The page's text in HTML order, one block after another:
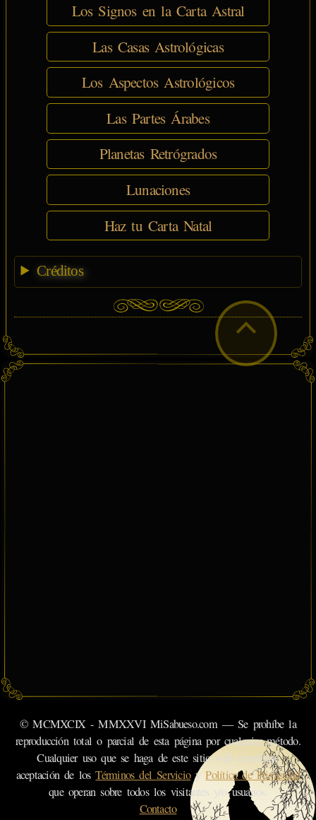
Los Signos en la Carta Astral
Las Casas Astrológicas
Los Aspectos Astrológicos
Las Partes Árabes
Planetas Retrógrados
Lunaciones
Haz tu Carta Natal
Créditos
© MCMXCIX - MMXXVI MiSabueso.com — Se prohíbe la
reproducción total o parcial de esta página por cualquier método.
Cualquier uso que se haga de este sitio web constituye
aceptación de losTérminos del ServicioyPolítica de Privacidad
que operan sobre todos los visitantes y/o usuarios.
Contacto